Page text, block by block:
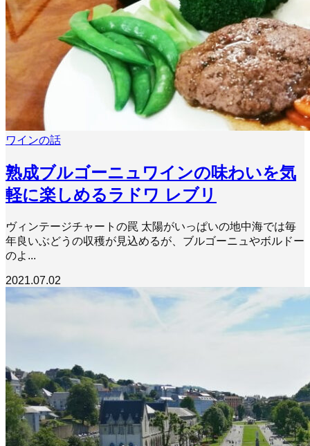
ワインの話
熟成ブルゴーニュワインの味わいを気
軽に楽しめるラドワ レブリ
ヴィンテージチャートの罠 太陽がいっぱいの地中海では毎
年良いぶどうの収穫が見込めるが、ブルゴーニュやボルドー
のよ...
2021.07.02